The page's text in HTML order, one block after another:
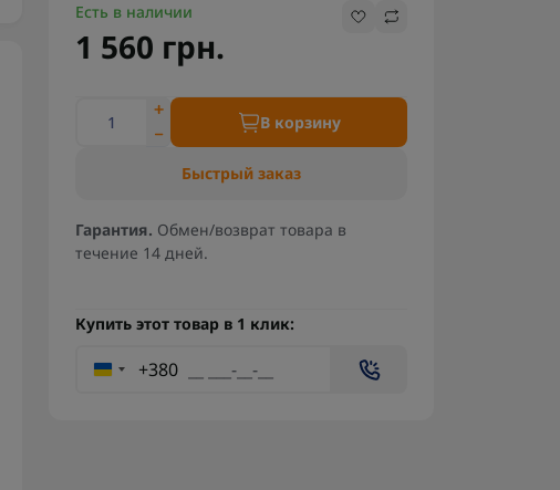
Есть в наличии
1 560 грн.
В корзину
Быстрый заказ
Гарантия. Обмен/возврат товара в
течение 14 дней.
Купить этот товар в 1 клик:
+380